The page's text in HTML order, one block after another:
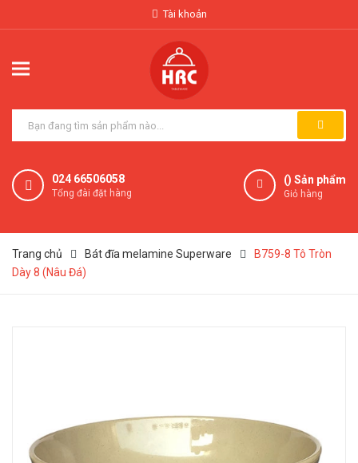
Tài khoản
024 66506058
Tổng đài đặt hàng
() Sản phẩm
Giỏ hàng
Trang chủ Bát đĩa melamine Superware
B759-8 Tô Tròn
Dày 8 (Nâu Đá)